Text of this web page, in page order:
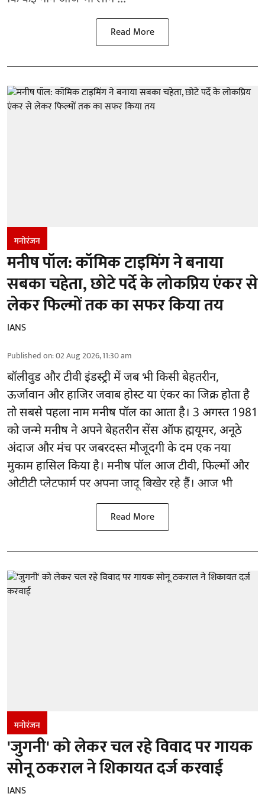
Read More
मनोरंजन
मनीष पॉल: कॉमिक टाइमिंग ने बनाया
सबका चहेता, छोटे पर्दे के लोकप्रिय एंकर से
लेकर फिल्मों तक का सफर किया तय
IANS
Published on:02 Aug 2026, 11:30 am
बॉलीवुड और टीवी इंडस्ट्री में जब भी किसी बेहतरीन,
ऊर्जावान और हाजिर जवाब होस्ट या एंकर का जिक्र होता है
तो सबसे पहला नाम मनीष पॉल का आता है। 3 अगस्त 1981
को जन्मे मनीष ने अपने बेहतरीन सेंस ऑफ ह्मयूमर, अनूठे
अंदाज और मंच पर जबरदस्त मौजूदगी के दम एक नया
मुकाम हासिल किया है। मनीष पॉल आज टीवी, फिल्मों और
ओटीटी प्लेटफार्म पर अपना जादू बिखेर रहे हैं। आज भी
Read More
मनोरंजन
'जुगनी' को लेकर चल रहे विवाद पर गायक
सोनू ठकराल ने शिकायत दर्ज करवाई
IANS